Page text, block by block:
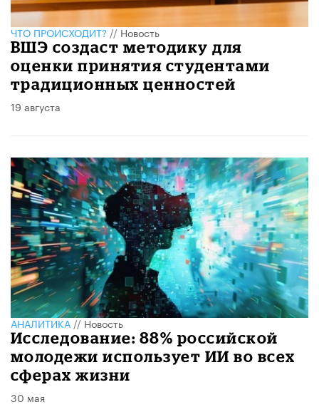
ЧТО ПРОИСХОДИТ?//Новость
ВШЭ создаст методику для
оценки принятия студентами
традиционных ценностей
19 августа
АНАЛИТИКА//Новость
Исследование: 88% российской
молодежи использует ИИ во всех
сферах жизни
30 мая